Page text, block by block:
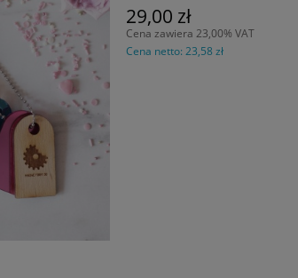
29,00 zł
Cena zawiera 23,00% VAT
Cena netto:23,58 zł